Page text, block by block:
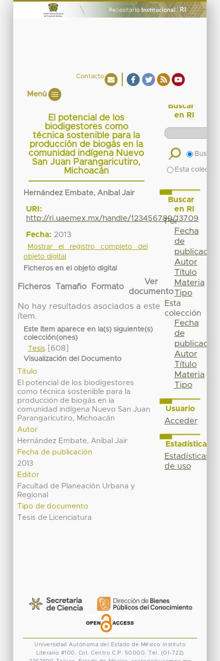
Contacto
Menú
El potencial de los
biodigestores como
técnica sostenible para la
producción de biogás en la
comunidad indígena Nuevo
San Juan Parangaricutiro,
Michoacán
Hernández Embate, Anibal Jair
URI:
http://ri.uaemex.mx/handle/123456789/13709
Fecha: 2013
Mostrar el registro completo del
objeto digital
Ficheros en el objeto digital
Ficheros Tamaño Formato
Ver
documento
No hay resultados asociados a este
ítem.
Este ítem aparece en la(s) siguiente(s)
colección(ones)
Tesis[608]
Visualización del Documento
Título
El potencial de los biodigestores
como técnica sostenible para la
producción de biogás en la
comunidad indígena Nuevo San Juan
Parangaricutiro, Michoacán
Autor
Hernández Embate, Anibal Jair
Fecha de publicación
2013
Editor
Facultad de Planeación Urbana y
Regional
Tipo de documento
Tesis de Licenciatura
Buscar
en RI
Buscar
Esta
Buscar
en RI
Por
Fecha
de
publicación
Autor
Título
Materia
Tipo
Esta
colección
Fecha
de
publicación
Autor
Título
Materia
Tipo
Usuario
Acceder
Estadísticas
Estadísticas
de uso
Universidad Autónoma del Estado de México
Instituto
Literario #100. Col. Centro C.P. 50000. Tel. (01-722)